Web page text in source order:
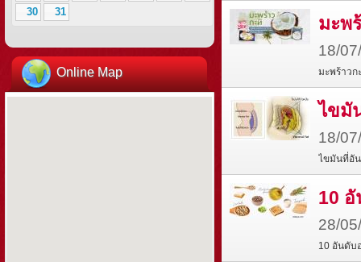
มะพ
18/
มะพร้าว
ไขมั
18/
ไขมันที่อั
10
28/
10 อันดับ
30
31
Online Map